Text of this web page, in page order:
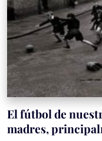
El fútbol de
madres,